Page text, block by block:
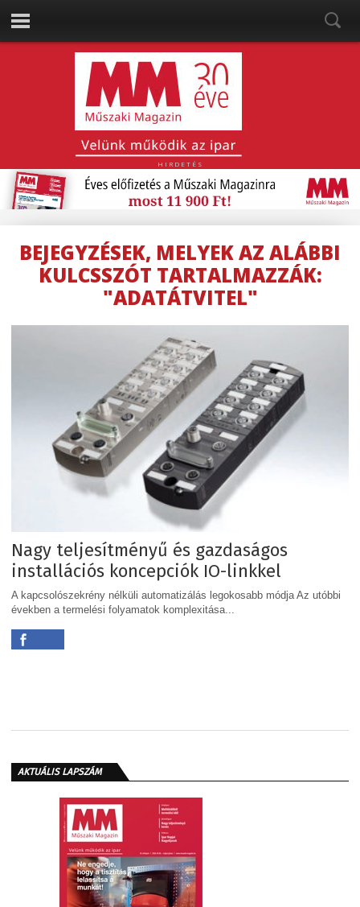
HIRDETÉS
BEJEGYZÉSEK, MELYEK AZ ALÁBBI
KULCSSZÓT TARTALMAZZÁK:
"ADATÁTVITEL"
Nagy teljesítményű és gazdaságos
installációs koncepciók IO-linkkel
A kapcsolószekrény nélküli automatizálás legokosabb módja Az utóbbi
években a termelési folyamatok komplexitása...
AKTUÁLIS LAPSZÁM